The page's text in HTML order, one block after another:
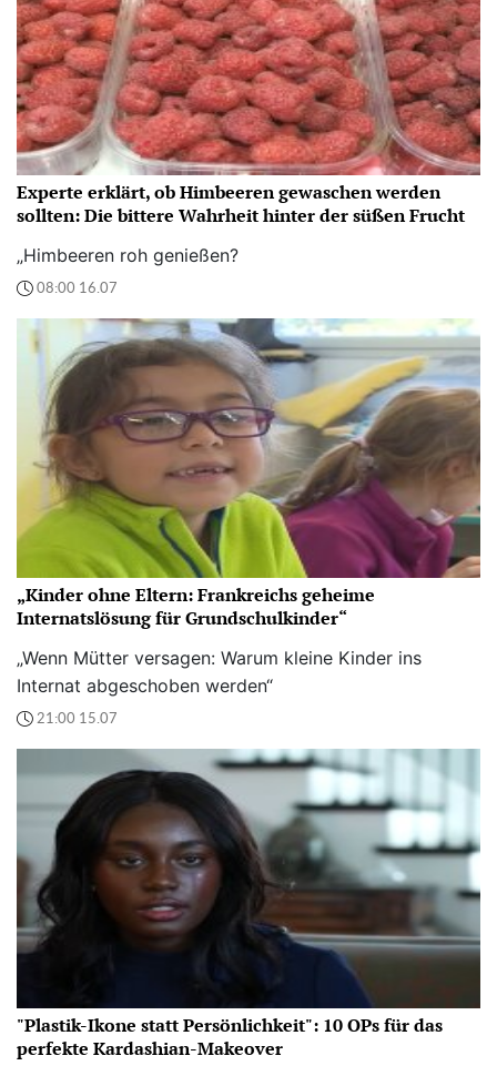
Experte erklärt, ob Himbeeren gewaschen werden
sollten: Die bittere Wahrheit hinter der süßen Frucht
„Himbeeren roh genießen?
08:00 16.07
„Kinder ohne Eltern: Frankreichs geheime
Internatslösung für Grundschulkinder“
„Wenn Mütter versagen: Warum kleine Kinder ins
Internat abgeschoben werden“
21:00 15.07
"Plastik-Ikone statt Persönlichkeit": 10 OPs für das
perfekte Kardashian-Makeover